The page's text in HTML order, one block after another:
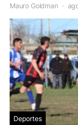
Mauro Goldman
Deportes